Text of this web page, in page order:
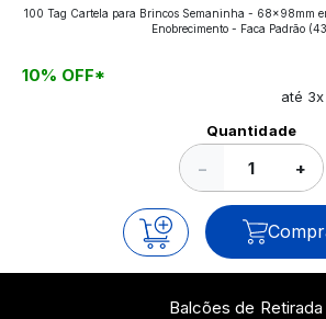
aplicados nos impressos da gráfica
continue a leitura que vamos
100 Tag Cartela para Brincos Semaninha - 68x98mm
Enobrecimento - Faca Padrão
10% OFF*
até
Quantidade
− +
Balcões de Retirada